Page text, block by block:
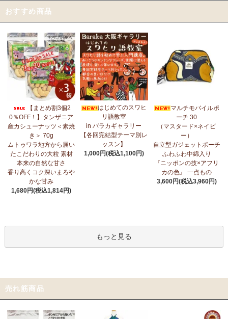
おすすめ商品
【まとめ割3個2
0％OFF！】タンザニア
産カシューナッツ＜素焼
き＞ 70g
ムトゥワラ地方から届い
たこだわりの大粒 素材
本来の自然な甘さ
香り高くコク深いまろや
かな甘み
1,680円(税込1,814円)
はじめてのスワヒ
リ語教室
in バラカギャラリー
【各回完結型テーマ別レ
ッスン】
1,000円(税込1,100円)
マルチモバイルポ
ーチ 30
（マスタード×ネイビ
ー）
自立型ガジェットポーチ
ふわふわ中綿入り
『ニッポンの技×アフリ
カの色』 一点もの
3,600円(税込3,960円)
もっと見る
売れ筋商品